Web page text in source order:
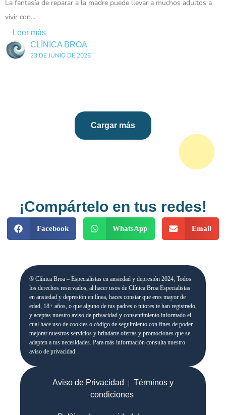
La fantasía de reparar a la madre puede llevar a muchos adultos a
vivir con...
Leer más
CLÍNICA BROA
23 DE JUNIO DE 2026
Cargar más
¡Compártelo en tus redes!
Facebook WhatsApp Email
Aviso de Privacidad | Términos y
condiciones
® Clínica Broa – Especialistas en ansiedad y depresión 2024, Todos
los derechos reservados, al hacer usos de Clínica Broa Especialistas
en ansiedad y depresión en línea, haces constar que eres mayor de
edad, 18+ años, o que alguno de tus padres o tutores te han registrado,
y aceptas nuestro aviso de privacidad y consentimiento informado el
cual hace uso de cookies o código de seguimiento con fines de poder
mejorar nuestros servicios y brindarte ofertas y promociones que se
adapten a tus necesidades. Para más información consulta nuestro
aviso de privacidad.